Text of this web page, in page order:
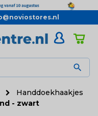

Handdoekhaakjes
- zwart